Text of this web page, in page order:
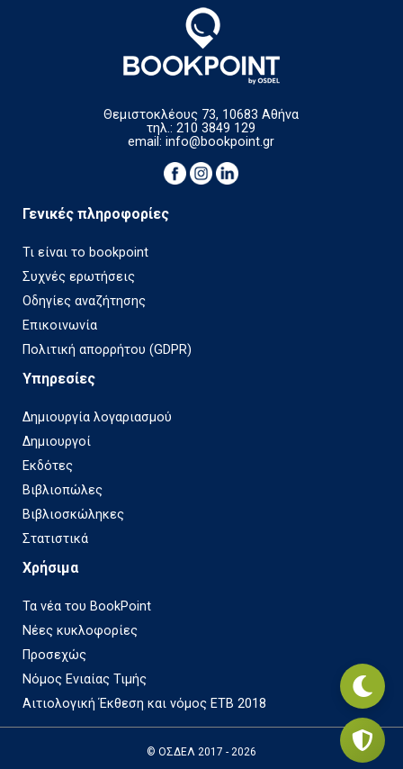
Θεμιστοκλέους 73, 10683 Αθήνα
τηλ.: 210 3849 129
email:info@bookpoint.gr
Γενικές πληροφορίες
Τι είναι το bookpoint
Συχνές ερωτήσεις
Οδηγίες αναζήτησης
Επικοινωνία
Πολιτική απορρήτου (GDPR)
Υπηρεσίες
Δημιουργία λογαριασμού
Δημιουργοί
Εκδότες
Βιβλιοπώλες
Βιβλιοσκώληκες
Στατιστικά
Χρήσιμα
Τα νέα του BookPoint
Νέες κυκλοφορίες
Προσεχώς
Νόμος Ενιαίας Τιμής
Αιτιολογική Έκθεση και νόμος ΕΤΒ 2018
© ΟΣΔΕΛ 2017 - 2026